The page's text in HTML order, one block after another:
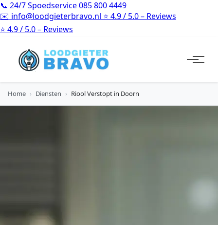
📞 24/7 Spoedservice085 800 4449
✉️ info@loodgieterbravo.nl ⭐ 4.9 / 5.0 – Reviews
⭐ 4.9 / 5.0 – Reviews
Home › Diensten › Riool Verstopt in Doorn